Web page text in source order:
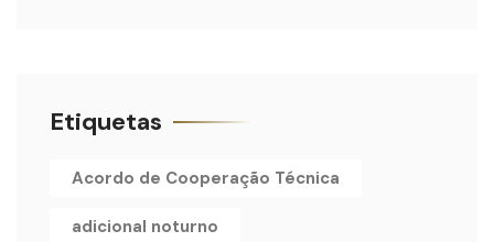
Etiquetas
Acordo de Cooperação Técnica
adicional noturno